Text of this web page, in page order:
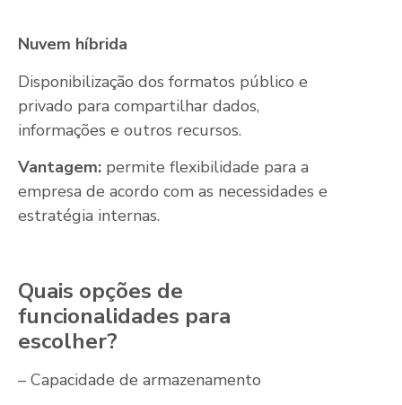
Nuvem híbrida
Disponibilização dos formatos público e
privado para compartilhar dados,
informações e outros recursos.
Vantagem: permite flexibilidade para a
empresa de acordo com as necessidades e
estratégia internas.
Quais opções de
funcionalidades para
escolher?
– Capacidade de armazenamento